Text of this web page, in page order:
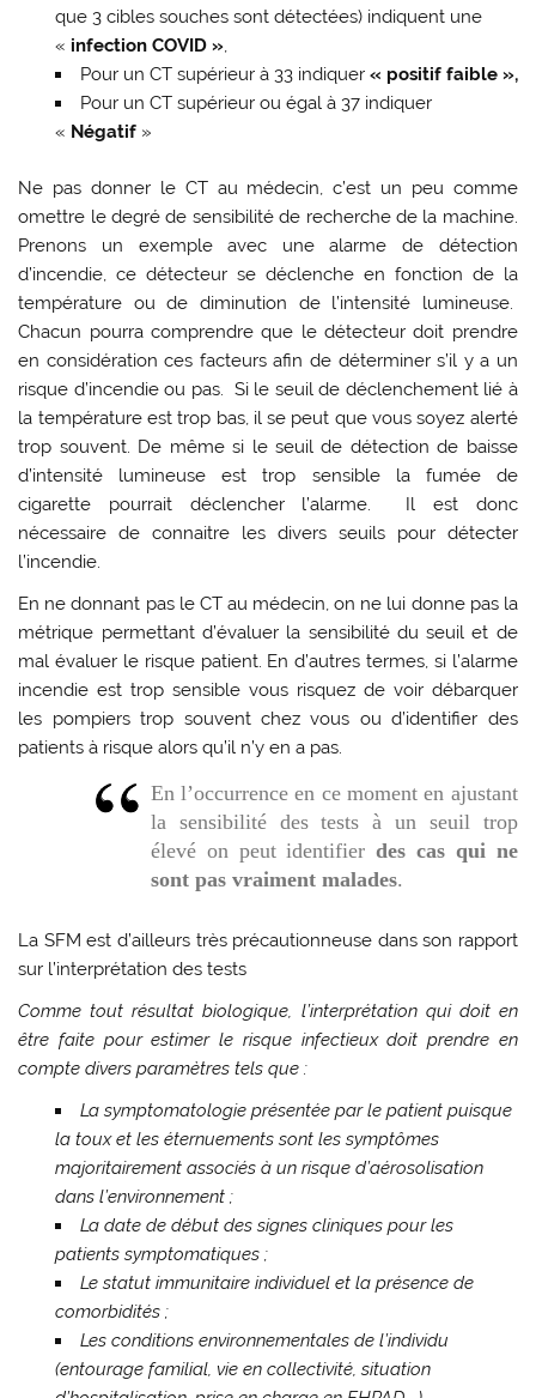
que 3 cibles souches sont détectées) indiquent une
« infection COVID »,
Pour un CT supérieur à 33 indiquer « positif faible »,
Pour un CT supérieur ou égal à 37 indiquer
« Négatif »
Ne pas donner le CT au médecin, c’est un peu comme
omettre le degré de sensibilité de recherche de la machine.
Prenons un exemple avec une alarme de détection
d’incendie, ce détecteur se déclenche en fonction de la
température ou de diminution de l’intensité lumineuse.
Chacun pourra comprendre que le détecteur doit prendre
en considération ces facteurs afin de déterminer s’il y a un
risque d’incendie ou pas. Si le seuil de déclenchement lié à
la température est trop bas, il se peut que vous soyez alerté
trop souvent. De même si le seuil de détection de baisse
d’intensité lumineuse est trop sensible la fumée de
cigarette pourrait déclencher l’alarme. Il est donc
nécessaire de connaitre les divers seuils pour détecter
l’incendie.
En ne donnant pas le CT au médecin, on ne lui donne pas la
métrique permettant d’évaluer la sensibilité du seuil et de
mal évaluer le risque patient. En d’autres termes, si l’alarme
incendie est trop sensible vous risquez de voir débarquer
les pompiers trop souvent chez vous ou d’identifier des
patients à risque alors qu’il n’y en a pas.
En l’occurrence en ce moment en ajustant
la sensibilité des tests à un seuil trop
élevé on peut identifierdes cas qui ne
sont pas vraiment malades.
La SFM est d’ailleurs très précautionneuse dans son rapport
sur l’interprétation des tests
Comme tout résultat biologique, l’interprétation qui doit en
être faite pour estimer le risque infectieux doit prendre en
compte divers paramètres tels que :
La symptomatologie présentée par le patient puisque
la toux et les éternuements sont les symptômes
majoritairement associés à un risque d’aérosolisation
dans l’environnement ;
La date de début des signes cliniques pour les
patients symptomatiques ;
Le statut immunitaire individuel et la présence de
comorbidités ;
Les conditions environnementales de l’individu
(entourage familial, vie en collectivité, situation